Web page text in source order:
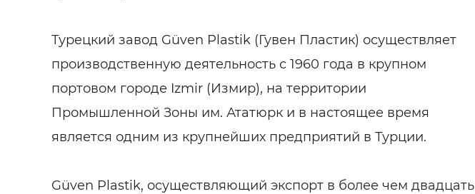
Турецкий завод Güven Plastik (Гувен Пластик) осуществляет
производственную деятельность с 1960 года в крупном
портовом городе Izmir (Измир), на территории
Промышленной Зоны им. Ататюрк и в настоящее время
является одним из крупнейших предприятий в Турции.
Güven Plastik, осуществляющий экспорт в более чем двадцать